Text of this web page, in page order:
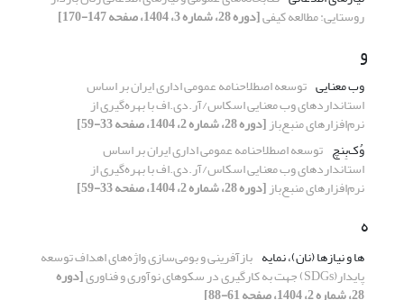
روستایی: مطالعه‌ کیفی[دوره 28، شماره 3، 1404، صفحه 147-170]
و
وب معنایی توسعه اصطلاحنامه‌ عمومی اداری ایران بر اساس
استانداردهای وب معنایی اسکاس/آر.دی.اف با بهره‌گیری از
نرم‌افزارهای منبع‌باز[دوره 28، شماره 2، 1404، صفحه 33-59]
وُک‌بِنچ توسعه اصطلاحنامه‌ عمومی اداری ایران بر اساس
استانداردهای وب معنایی اسکاس/آر.دی.اف با بهره‌گیری از
نرم‌افزارهای منبع‌باز[دوره 28، شماره 2، 1404، صفحه 33-59]
ه
ها و نیازها (نان)، نمایه­ بازآفرینی و بومی‏‌سازی واژه‎‌‏های اهداف توسعه
پایدار(SDGs) جهت به کارگیری در سکوهای نوآوری و فناوری [دوره
28، شماره 2، 1404، صفحه 61-88]